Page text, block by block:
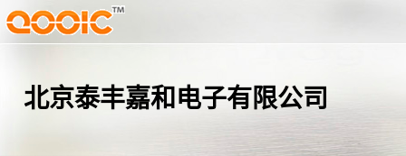
北京泰丰嘉和电子有限公司